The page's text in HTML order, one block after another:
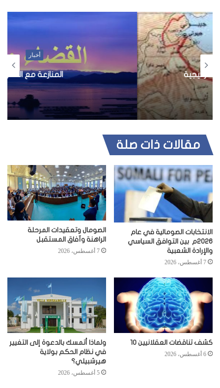
المنازعة مع القدر
مقالات ذات صلة
الانتخابات الصومالية في عام
2026م بين التوافق السياسي
والإرادة الشعبية
7 أغسطس، 2026
الصومال وتعقيدات المرحلة
الراهنة وآفاق المستقبل
7 أغسطس، 2026
كشف تناقضات العقلانيين 10
6 أغسطس، 2026
ولماذا أتمسك بالدعوة إلى التغيير
في نظام الحكم بولاية
هيرشبيلي؟
5 أغسطس، 2026